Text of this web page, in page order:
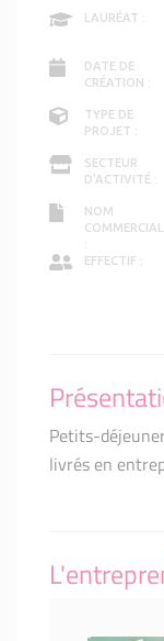
LAURÉAT :
DATE DE
CRÉATION :
TYPE DE
PROJET :
SECTEUR
D'ACTIVITÉ :
NOM
COMMERCIAL
:
EFFECTIF :
Petits-
livrés en